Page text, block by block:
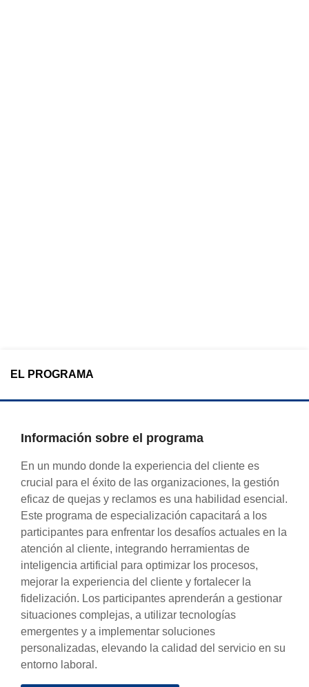
EL PROGRAMA
Información sobre el programa
En un mundo donde la experiencia del cliente es
crucial para el éxito de las organizaciones, la gestión
eficaz de quejas y reclamos es una habilidad esencial.
Este programa de especialización capacitará a los
participantes para enfrentar los desafíos actuales en la
atención al cliente, integrando herramientas de
inteligencia artificial para optimizar los procesos,
mejorar la experiencia del cliente y fortalecer la
fidelización. Los participantes aprenderán a gestionar
situaciones complejas, a utilizar tecnologías
emergentes y a implementar soluciones
personalizadas, elevando la calidad del servicio en su
entorno laboral.